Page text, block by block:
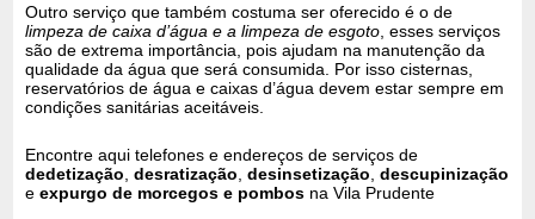
Outro serviço que também costuma ser oferecido é o de
limpeza de caixa d’água e a limpeza de esgoto , esses serviços
são de extrema importância, pois ajudam na manutenção da
qualidade da água que será consumida. Por isso cisternas,
reservatórios de água e caixas d’água devem estar sempre em
condições sanitárias aceitáveis.
Encontre aqui telefones e endereços de serviços de
dedetização ,desratização ,desinsetização ,descupinização
eexpurgo de morcegos e pombos na Vila Prudente